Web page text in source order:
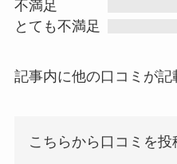
0
t
不満足
とても不満足
記事内に他の口コミが記
こちらから口コミを投